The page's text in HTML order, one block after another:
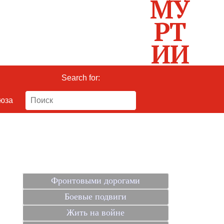
Search for:
Фронтовыми дорогами
Боевые подвиги
Жить на войне